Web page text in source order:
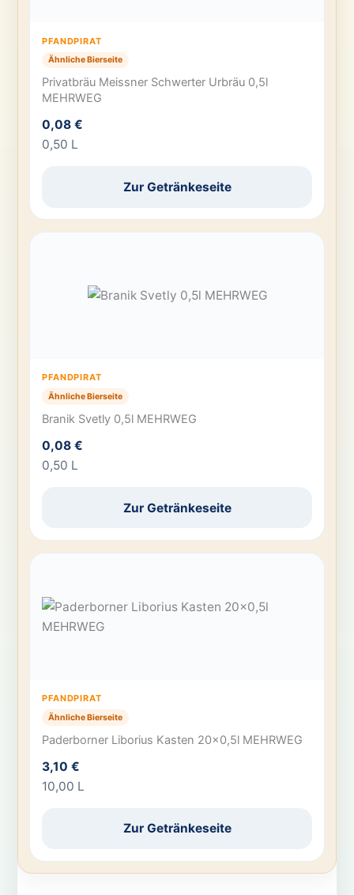
PFANDPIRAT
Ähnliche Bierseite
Privatbräu Meissner Schwerter Urbräu 0,5l
MEHRWEG
0,08 €
0,50 L
Zur Getränkeseite
PFANDPIRAT
Ähnliche Bierseite
Branik Svetly 0,5l MEHRWEG
0,08 €
0,50 L
Zur Getränkeseite
PFANDPIRAT
Ähnliche Bierseite
Paderborner Liborius Kasten 20×0,5l MEHRWEG
3,10 €
10,00 L
Zur Getränkeseite